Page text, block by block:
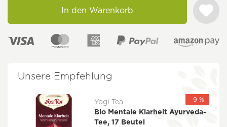
In den Warenkorb
Unsere Empfehlung
-9 %
Yogi Tea
Bio Mentale Klarheit Ayurveda-
Tee, 17 Beutel